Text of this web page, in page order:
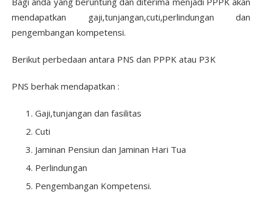
mendapatkan gaji,tunjangan,cuti,perlindungan dan
pengembangan kompetensi.
Berikut perbedaan antara PNS dan PPPK atau P3K
PNS berhak mendapatkan :
Gaji,tunjangan dan fasilitas
Cuti
Jaminan Pensiun dan Jaminan Hari Tua
Perlindungan
Pengembangan Kompetensi.